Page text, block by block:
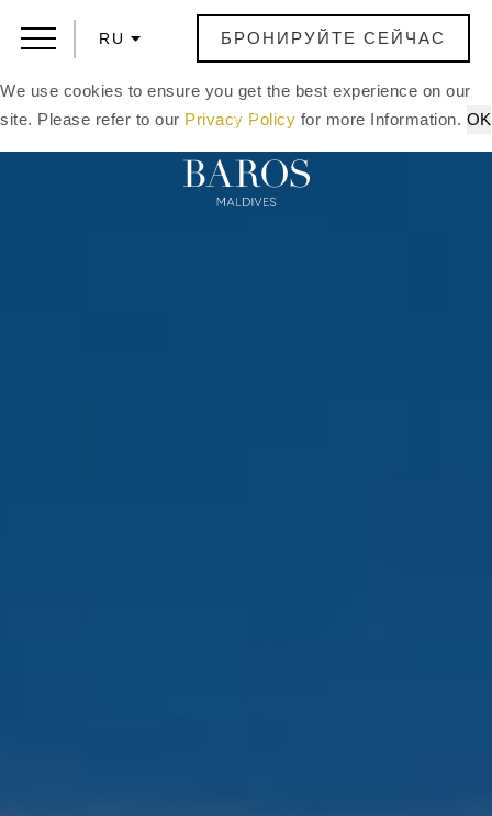
RU БРОНИРУЙТЕ СЕЙЧАС
We use cookies to ensure you get the best experience on our
site. Please refer to our Privacy Policy for more Information. OK